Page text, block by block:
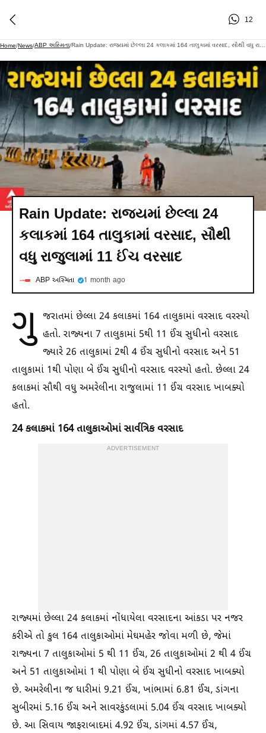
12
Home/News/ABP અસ્મિતા/
Rain Update: રાજ્યમાં છેલ્લા 24
કલાકમાં 164 તાલુકામાં વરસાદ, સૌથી
વધુ રાજુલામાં 11 ઈંચ વરસાદ
ABP અસ્મિતા 1 month ago
ગુ જરાતમાં છેલ્લા 24 કલાકમાં 164 તાલુકામાં વરસાદ વરસ્યો
હતો. રાજ્યના 7 તાલુકામાં 5થી 11 ઈંચ સુધીનો વરસાદ
જ્યારે 26 તાલુકામાં 2થી 4 ઈંચ સુધીનો વરસાદ અને 51
તાલુકામાં 1થી પોણા બે ઈંચ સુધીનો વરસાદ વરસ્યો હતો. છેલ્લા 24
કલાકમાં સૌથી વધુ અમરેલીના રાજુલામાં 11 ઈંચ વરસાદ ખાબક્યો
હતો.
24 કલાકમાં 164 તાલુકાઓમાં સાર્વત્રિક વરસાદ
ADVERTISEMENT
રાજ્યમાં છેલ્લા 24 કલાકમાં નોંધાયેલા વરસાદના આંકડા પર નજર
કરીએ તો કુલ 164 તાલુકાઓમાં મેઘમહેર જોવા મળી છે, જેમાં
રાજ્યના 7 તાલુકાઓમાં 5 થી 11 ઈંચ, 26 તાલુકાઓમાં 2 થી 4 ઈંચ
અને 51 તાલુકાઓમાં 1 થી પોણા બે ઈંચ સુધીનો વરસાદ ખાબક્યો
છે. અમરેલીના જ ધારીમાં 9.21 ઈંચ, ખાંભામાં 6.81 ઈંચ, ડાંગના
સુબીરમાં 5.16 ઈંચ અને સાવરકુંડલામાં 5.04 ઈંચ વરસાદ ખાબક્યો
છે. આ સિવાય જાફરાબાદમાં 4.92 ઈંચ, ડાંગમાં 4.57 ઈંચ,